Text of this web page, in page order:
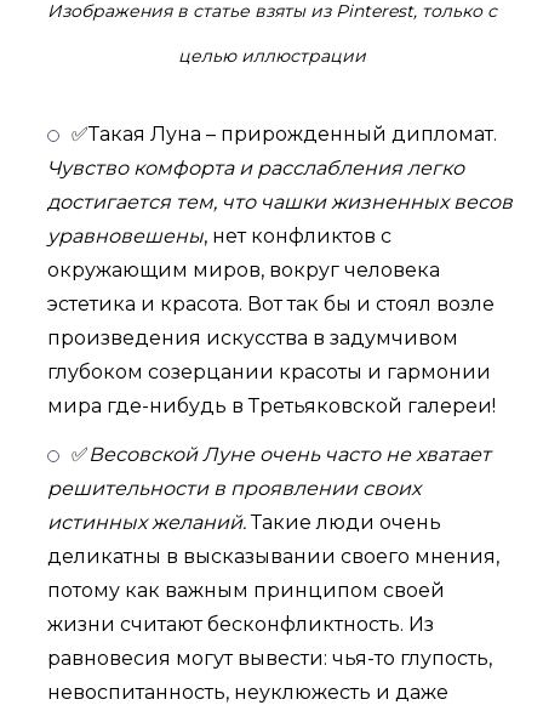
Изображения в статье взяты из Pinterest, только с
целью иллюстрации
✅Такая Луна – прирожденный дипломат.
Чувство комфорта и расслабления легко
достигается тем, что чашки жизненных весов
уравновешены, нет конфликтов с
окружающим миров, вокруг человека
эстетика и красота. Вот так бы и стоял возле
произведения искусства в задумчивом
глубоком созерцании красоты и гармонии
мира где-нибудь в Третьяковской галереи!
✅Весовской Луне очень часто не хватает
решительности в проявлении своих
истинных желаний.Такие люди очень
деликатны в высказывании своего мнения,
потому как важным принципом своей
жизни считают бесконфликтность. Из
равновесия могут вывести: чья-то глупость,
невоспитанность, неуклюжесть и даже